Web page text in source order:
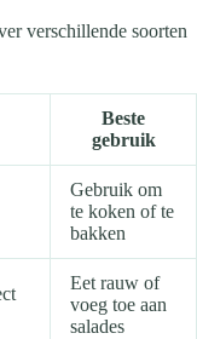
verschillende soorten
Beste
gebruik
Gebruik om
te koken of te
bakken
Eet rauw of
voeg toe aan
salades